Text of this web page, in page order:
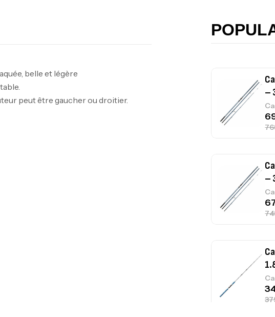
belle et légère
peut être gaucher ou droitier.
–
–